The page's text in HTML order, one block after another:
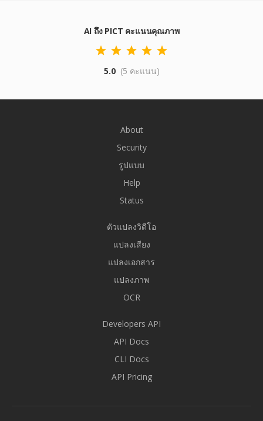
AI ถึง PICT คะแนนคุณภาพ
5.0 (5 คะแนน)
About
Security
รูปแบบ
Help
Status
ตัวแปลงวิดีโอ
แปลงเสียง
แปลงเอกสาร
แปลงภาพ
OCR
Developers API
API Docs
CLI Docs
API Pricing